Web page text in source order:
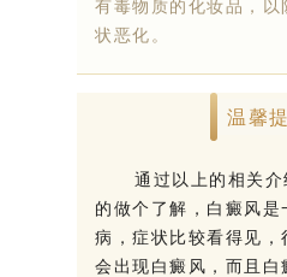
有毒物质的化妆品，以
状恶化。
温馨
通过以上的相关介
的做个了解，白癜风
病，症状比较看得见，
会出现白癜风，而且白